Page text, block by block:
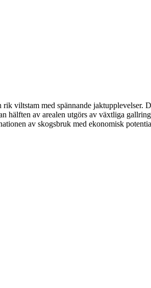
viltstam med spännande jaktupplevelser.
hälften av arealen utgörs av växtliga
av skogsbruk med ekonomisk